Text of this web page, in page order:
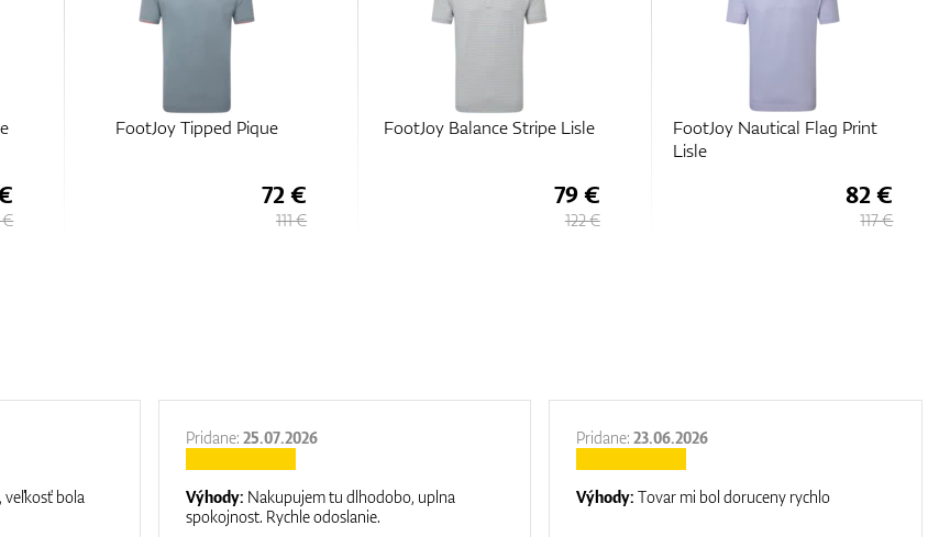
€
FootJoy Balance Stripe Lisle
79 €
122 €
FootJoy Nautical Flag Print
82 €
117 €
FootJoy Hidden Palm Print
Lisle
74 €
106 €
veľkosť bola
Pridane:25.07.2026
Výhody: Nakupujem tu dlhodobo, uplna
spokojnost. Rychle odoslanie.
Pridane:23.06.2026
Výhody:Tovar mi bol doruceny rychlo